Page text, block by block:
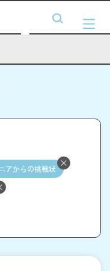
アからの挑戦状